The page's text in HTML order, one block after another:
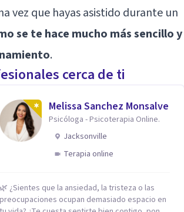
vez que hayas asistido durante un
se te hace mucho más sencillo y
.
cerca de ti
Melissa Sanchez Monsalve
Psicóloga - Psicoterapia Online.
Jacksonville
Terapia online
🌿 ¿Sientes que la ansiedad, la tristeza o las
preocupaciones ocupan demasiado espacio en